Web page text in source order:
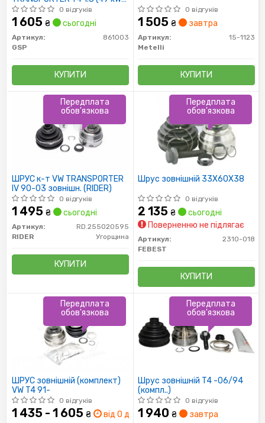
12.90-07.92
0 відгуків
1 605 ₴ сьогодні
Артикул:
861003
GSP
КУПИТИ
0 відгуків
1 505 ₴ завтра
Артикул:
15-1123
Metelli
КУПИТИ
ШРУС к-т VW TRANSPORTER
IV 90-03 зовнішн. (RIDER)
0 відгуків
1 495 ₴ сьогодні
Артикул:
RD.255020595
RIDER
Угорщина
КУПИТИ
Передплата
обов'язкова
Шрус зовнішній 33X60X38
0 відгуків
2 135 ₴
сьогодні
Поверненню не підлягає
Артикул:
2310-018
FEBEST
КУПИТИ
Передплата
обов'язкова
ШРУС зовнішній (комплект)
VW T4 91-
0 відгуків
1 435 - 1 605 ₴ від 0 дн.
Передплата
обов'язкова
Шрус зовнішній T4 -06/94
(компл..)
0 відгуків
1 940 ₴ завтра
Передплата
обов'язкова